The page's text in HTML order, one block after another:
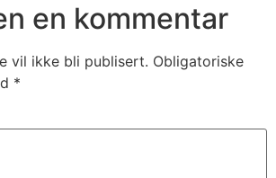
en kommentar
vil ikke bli publisert. Obligatoriske
*